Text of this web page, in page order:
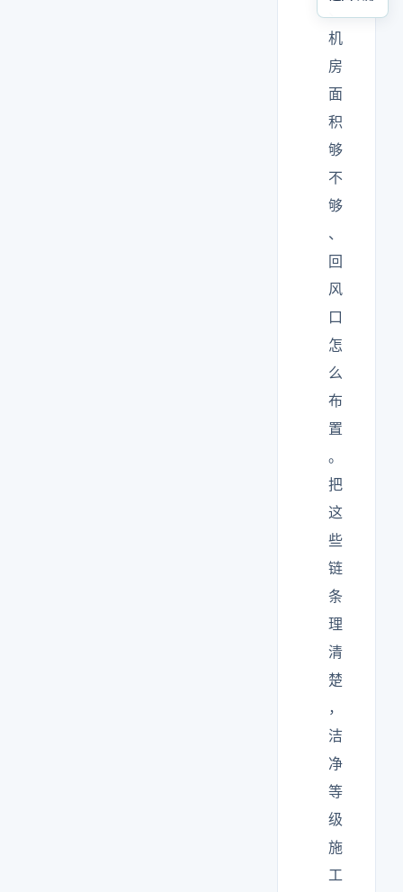
机
房
面
积
够
不
够
、
回
风
口
怎
么
布
置
。
把
这
些
链
条
理
清
楚
，
洁
净
等
级
施
工